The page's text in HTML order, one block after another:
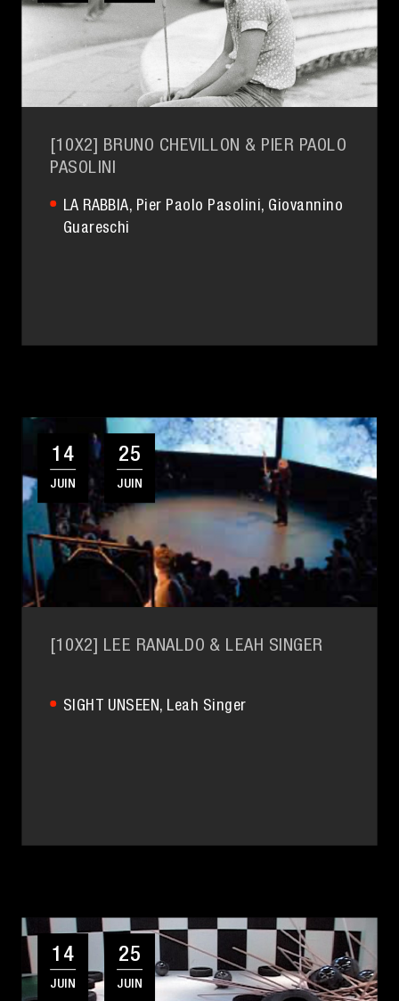
[10X2] BRUNO CHEVILLON & PIER PAOLO
PASOLINI
LA RABBIA, Pier Paolo Pasolini, Giovannino
Guareschi
14
JUIN
25
JUIN
[10X2] LEE RANALDO & LEAH SINGER
SIGHT UNSEEN, Leah Singer
14
JUIN
25
JUIN